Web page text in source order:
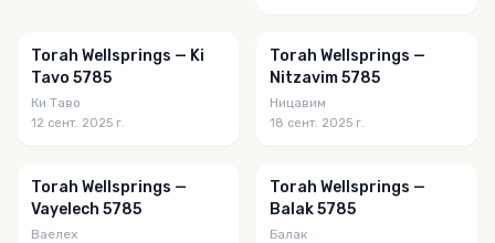
Torah Wellsprings — Ki
Tavo 5785
Ки Таво
12 сент. 2025 г.
Torah Wellsprings —
Nitzavim 5785
Ницавим
18 сент. 2025 г.
Torah Wellsprings —
Vayelech 5785
Ваелех
Torah Wellsprings —
Balak 5785
Балак